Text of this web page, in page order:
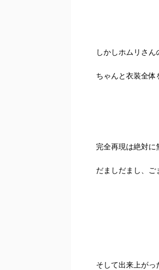
しかしホムリさん
ちゃんと衣装全
完全再現は絶対に
だましだまし、
そして出来上がっ